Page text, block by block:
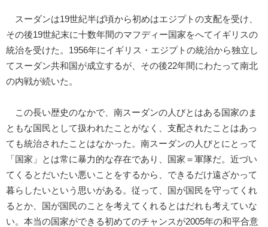
スーダンは19世紀半ば頃から初めはエジプトの支配を受け、
その後19世紀末に十数年間のマフディー国家をへてイギリスの
統治を受けた。1956年にイギリス・エジプトの統治から独立し
てスーダン共和国が成立するが、その後22年間にわたって南北
の内戦が続いた。
この長い歴史のなかで、南スーダンの人びとはある国家のま
ともな国民として扱われたことがなく、支配されたことはあっ
ても統治されたことはなかった。南スーダンの人びとにとって
「国家」とは常に暴力的な存在であり、国家＝軍隊だ。近づい
てくるとだいたい悪いことをするから、できるだけ遠ざかって
暮らしたいという思いがある。従って、国が国民を守ってくれ
るとか、国が国民のことを考えてくれるとはだれも考えていな
い。本当の国家ができる初めてのチャンスが2005年の和平合意